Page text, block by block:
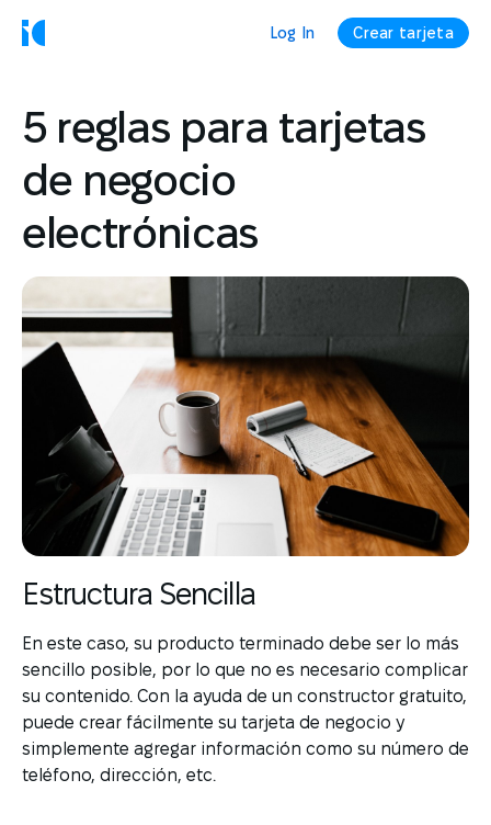
Log In Crear tarjeta
5 reglas para tarjetas
de negocio
electrónicas
Estructura Sencilla
En este caso, su producto terminado debe ser lo más
sencillo posible, por lo que no es necesario complicar
su contenido. Con la ayuda de un constructor gratuito,
puede crear fácilmente su tarjeta de negocio y
simplemente agregar información como su número de
teléfono, dirección, etc.